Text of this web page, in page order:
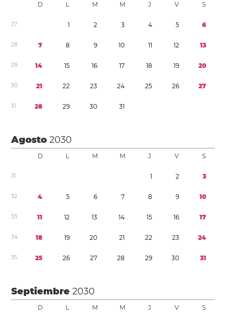
D L M M J V S
27 1 2 3 4 5 6
28 7 8 9 10 11 12 13
29 14 15 16 17 18 19 20
30 21 22 23 24 25 26 27
31 28 29 30 31
Agosto2030
D L M M J V S
31 1 2 3
32 4 5 6 7 8 9 10
33 11 12 13 14 15 16 17
34 18 19 20 21 22 23 24
35 25 26 27 28 29 30 31
Septiembre2030
D L M M J V S